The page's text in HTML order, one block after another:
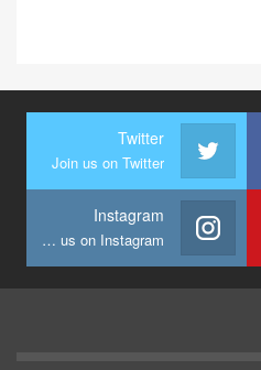
Twitter
Join us on Twitter
Instagram
Join us on Instagram